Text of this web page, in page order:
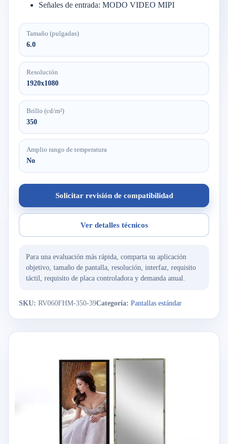
Señales de entrada: MODO VIDEO MIPI
Tamaño (pulgadas)
6.0
Resolución
1920x1080
Brillo (cd/m²)
350
Amplio rango de temperatura
No
Solicitar revisión de compatibilidad
Ver detalles técnicos
Para una evaluación más rápida, comparta su aplicación
objetivo, tamaño de pantalla, resolución, interfaz, requisito
táctil, requisito de placa controladora y demanda anual.
SKU: RV060FHM-350-39Categoría: Pantallas estándar